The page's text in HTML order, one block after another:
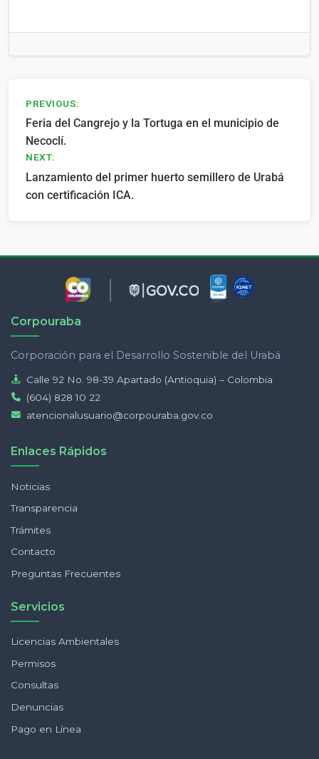
Navegación
de
entradas
PREVIOUS:
Feria del Cangrejo y la Tortuga en el municipio de
Necoclí.
NEXT:
Lanzamiento del primer huerto semillero de Urabá
con certificación ICA.
Corpouraba
Corporación para el Desarrollo Sostenible del Urabá
Calle 92 No. 98-39 Apartado (Antioquia) – Colombia
(604) 828 10 22
atencionalusuario@corpouraba.gov.co
Enlaces Rápidos
Noticias
Transparencia
Trámites
Contacto
Preguntas Frecuentes
Servicios
Licencias Ambientales
Permisos
Consultas
Denuncias
Pago en Línea